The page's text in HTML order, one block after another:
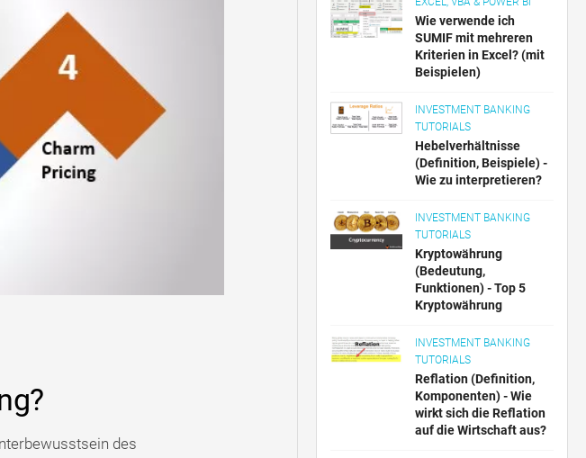
des
Wie verwende ich
SUMIF mit mehreren
Kriterien in Excel? (mit
Beispielen)
INVESTMENT BANKING
TUTORIALS
Hebelverhältnisse
(Definition, Beispiele) -
Wie zu interpretieren?
INVESTMENT BANKING
TUTORIALS
Kryptowährung
(Bedeutung,
Funktionen) - Top 5
Kryptowährung
INVESTMENT BANKING
TUTORIALS
Reflation (Definition,
Komponenten) - Wie
wirkt sich die Reflation
auf die Wirtschaft aus?